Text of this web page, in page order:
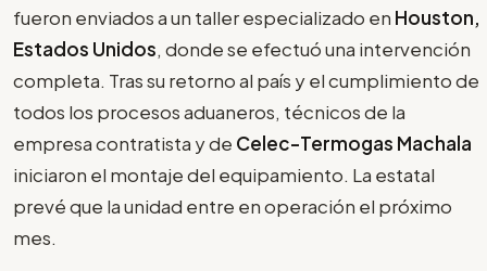
fueron enviados a un taller especializado en Houston,
Estados Unidos, donde se efectuó una intervención
completa. Tras su retorno al país y el cumplimiento de
todos los procesos aduaneros, técnicos de la
empresa contratista y de Celec-Termogas Machala
iniciaron el montaje del equipamiento. La estatal
prevé que la unidad entre en operación el próximo
mes.